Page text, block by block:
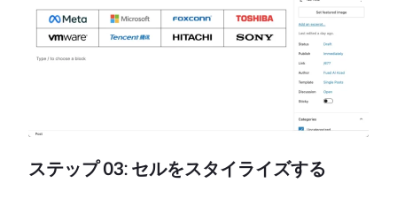
ステップ 03: セルをスタイライズする